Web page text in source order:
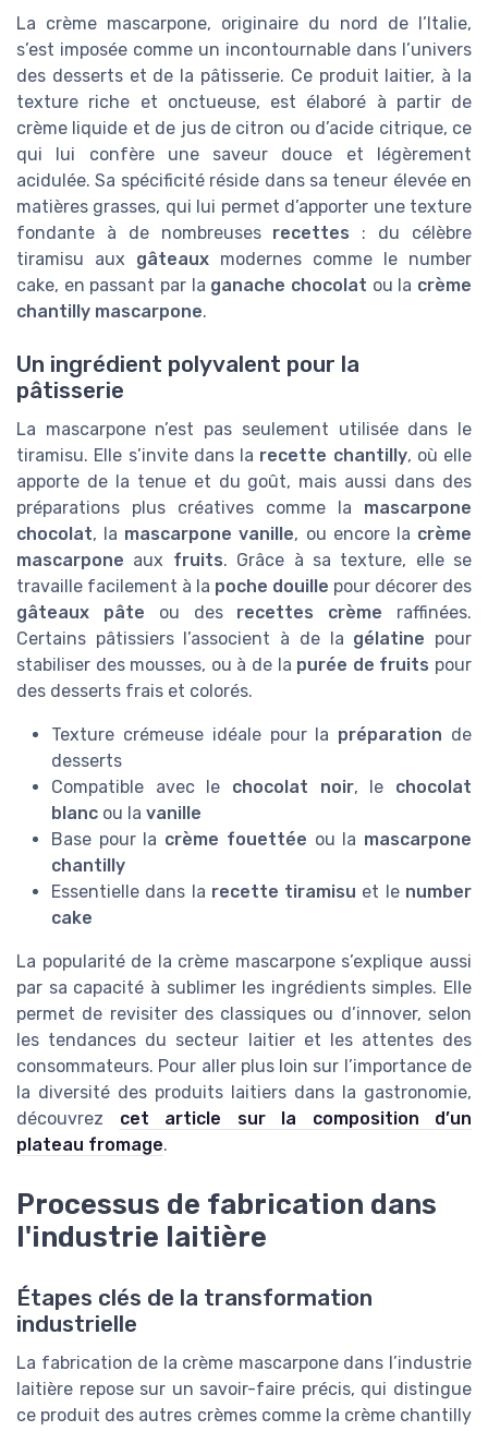
La crème mascarpone, originaire du nord de l’Italie,
s’est imposée comme un incontournable dans l’univers
des desserts et de la pâtisserie. Ce produit laitier, à la
texture riche et onctueuse, est élaboré à partir de
crème liquide et de jus de citron ou d’acide citrique, ce
qui lui confère une saveur douce et légèrement
acidulée. Sa spécificité réside dans sa teneur élevée en
matières grasses, qui lui permet d’apporter une texture
fondante à de nombreuses recettes : du célèbre
tiramisu aux gâteaux modernes comme le number
cake, en passant par la ganache chocolat ou la crème
chantilly mascarpone.
Un ingrédient polyvalent pour la
pâtisserie
La mascarpone n’est pas seulement utilisée dans le
tiramisu. Elle s’invite dans la recette chantilly, où elle
apporte de la tenue et du goût, mais aussi dans des
préparations plus créatives comme la mascarpone
chocolat, la mascarpone vanille, ou encore la crème
mascarpone aux fruits. Grâce à sa texture, elle se
travaille facilement à la poche douille pour décorer des
gâteaux pâte ou des recettes crème raffinées.
Certains pâtissiers l’associent à de la gélatine pour
stabiliser des mousses, ou à de la purée de fruits pour
des desserts frais et colorés.
Texture crémeuse idéale pour la préparation de
desserts
Compatible avec le chocolat noir, le chocolat
blanc ou la vanille
Base pour la crème fouettée ou la mascarpone
chantilly
Essentielle dans la recette tiramisu et le number
cake
La popularité de la crème mascarpone s’explique aussi
par sa capacité à sublimer les ingrédients simples. Elle
permet de revisiter des classiques ou d’innover, selon
les tendances du secteur laitier et les attentes des
consommateurs. Pour aller plus loin sur l’importance de
la diversité des produits laitiers dans la gastronomie,
découvrez cet article sur la composition d’un
plateau fromage.
Processus de fabrication dans
l'industrie laitière
Étapes clés de la transformation
industrielle
La fabrication de la crème mascarpone dans l’industrie
laitière repose sur un savoir-faire précis, qui distingue
ce produit des autres crèmes comme la crème chantilly